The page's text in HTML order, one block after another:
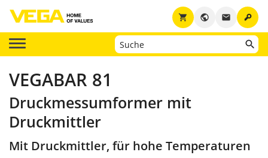
key
email
public
shopping_cart
VEGABAR 81
Druckmessumformer mit
Druckmittler
Mit Druckmittler, für hohe Temperaturen